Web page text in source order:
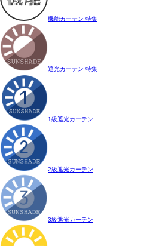
機能カーテン 特集
遮光カーテン 特集
1級遮光カーテン
2級遮光カーテン
3級遮光カーテン